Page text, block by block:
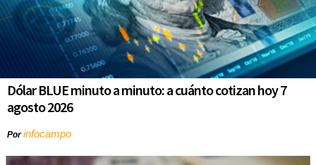
Dólar BLUE minuto a minuto: a cuánto cotizan hoy 7
agosto 2026
Porinfocampo